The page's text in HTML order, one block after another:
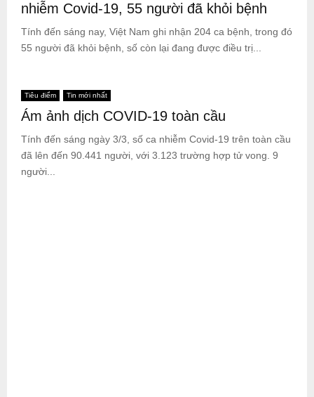
nhiễm Covid-19, 55 người đã khỏi bệnh
Tính đến sáng nay, Việt Nam ghi nhận 204 ca bệnh, trong đó
55 người đã khỏi bệnh, số còn lại đang được điều trị...
Tiêu điểm Tin mới nhất
Ám ảnh dịch COVID-19 toàn cầu
Tính đến sáng ngày 3/3, số ca nhiễm Covid-19 trên toàn cầu
đã lên đến 90.441 người, với 3.123 trường hợp tử vong. 9
người...